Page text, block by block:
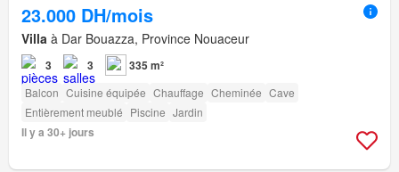
23.000 DH/mois
Villa à Dar Bouazza, Province Nouaceur
3 3 335 m²
Balcon Cuisine équipée Chauffage Cheminée Cave
Entièrement meublé Piscine Jardin
Il y a 30+ jours